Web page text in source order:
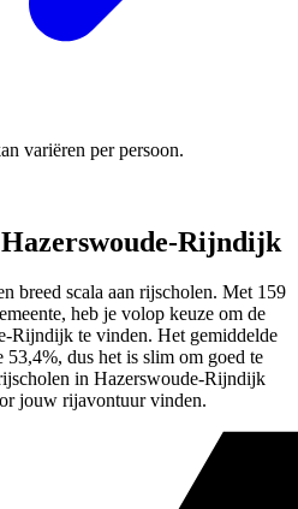
variëren per persoon.
Rijndijk
breed scala aan rijscholen. Met 159
heb je volop keuze om de
Rijndijk te vinden. Het gemiddelde
53,4%, dus het is slim om goed te
in Hazerswoude-Rijndijk
jouw rijavontuur vinden.